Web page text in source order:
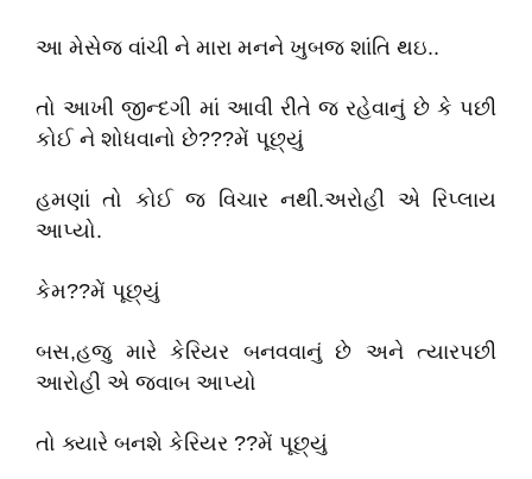
આ મેસેજ વાંચી ને મારા મનને ખુબજ શાંતિ થઇ..
તો આખી જીન્દગી માં આવી રીતે જ રહેવાનું છે કે પછી
કોઈ ને શોધવાનો છે???મેં પૂછ્યું
હમણાં તો કોઈ જ વિચાર નથી.અરોહી એ રિપ્લાય
આપ્યો.
કેમ??મેં પૂછ્યું
બસ,હજુ મારે કેરિયર બનવવાનું છે અને ત્યારપછી
આરોહી એ જવાબ આપ્યો
તો ક્યારે બનશે કેરિયર ??મેં પૂછ્યું